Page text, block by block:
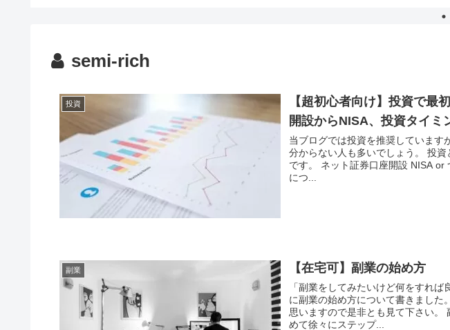
semi-rich
投資
【超初心者向け】投資で
開設からNISA、投資タイミ
当ブログでは投資を推奨しています
分からない人も多いでしょう。 投
です。 ネット証券口座開設 NISA or
につ...
副業 【在宅可】副業の始め方
「副業をしてみたいけど何をすれ
に副業の始め方について書きました
思いますので是非とも見て下さい。
めて徐々にステップ...